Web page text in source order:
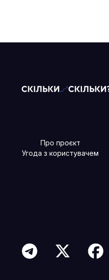
Про проєкт
Угода з користувачем
Читайте більше в